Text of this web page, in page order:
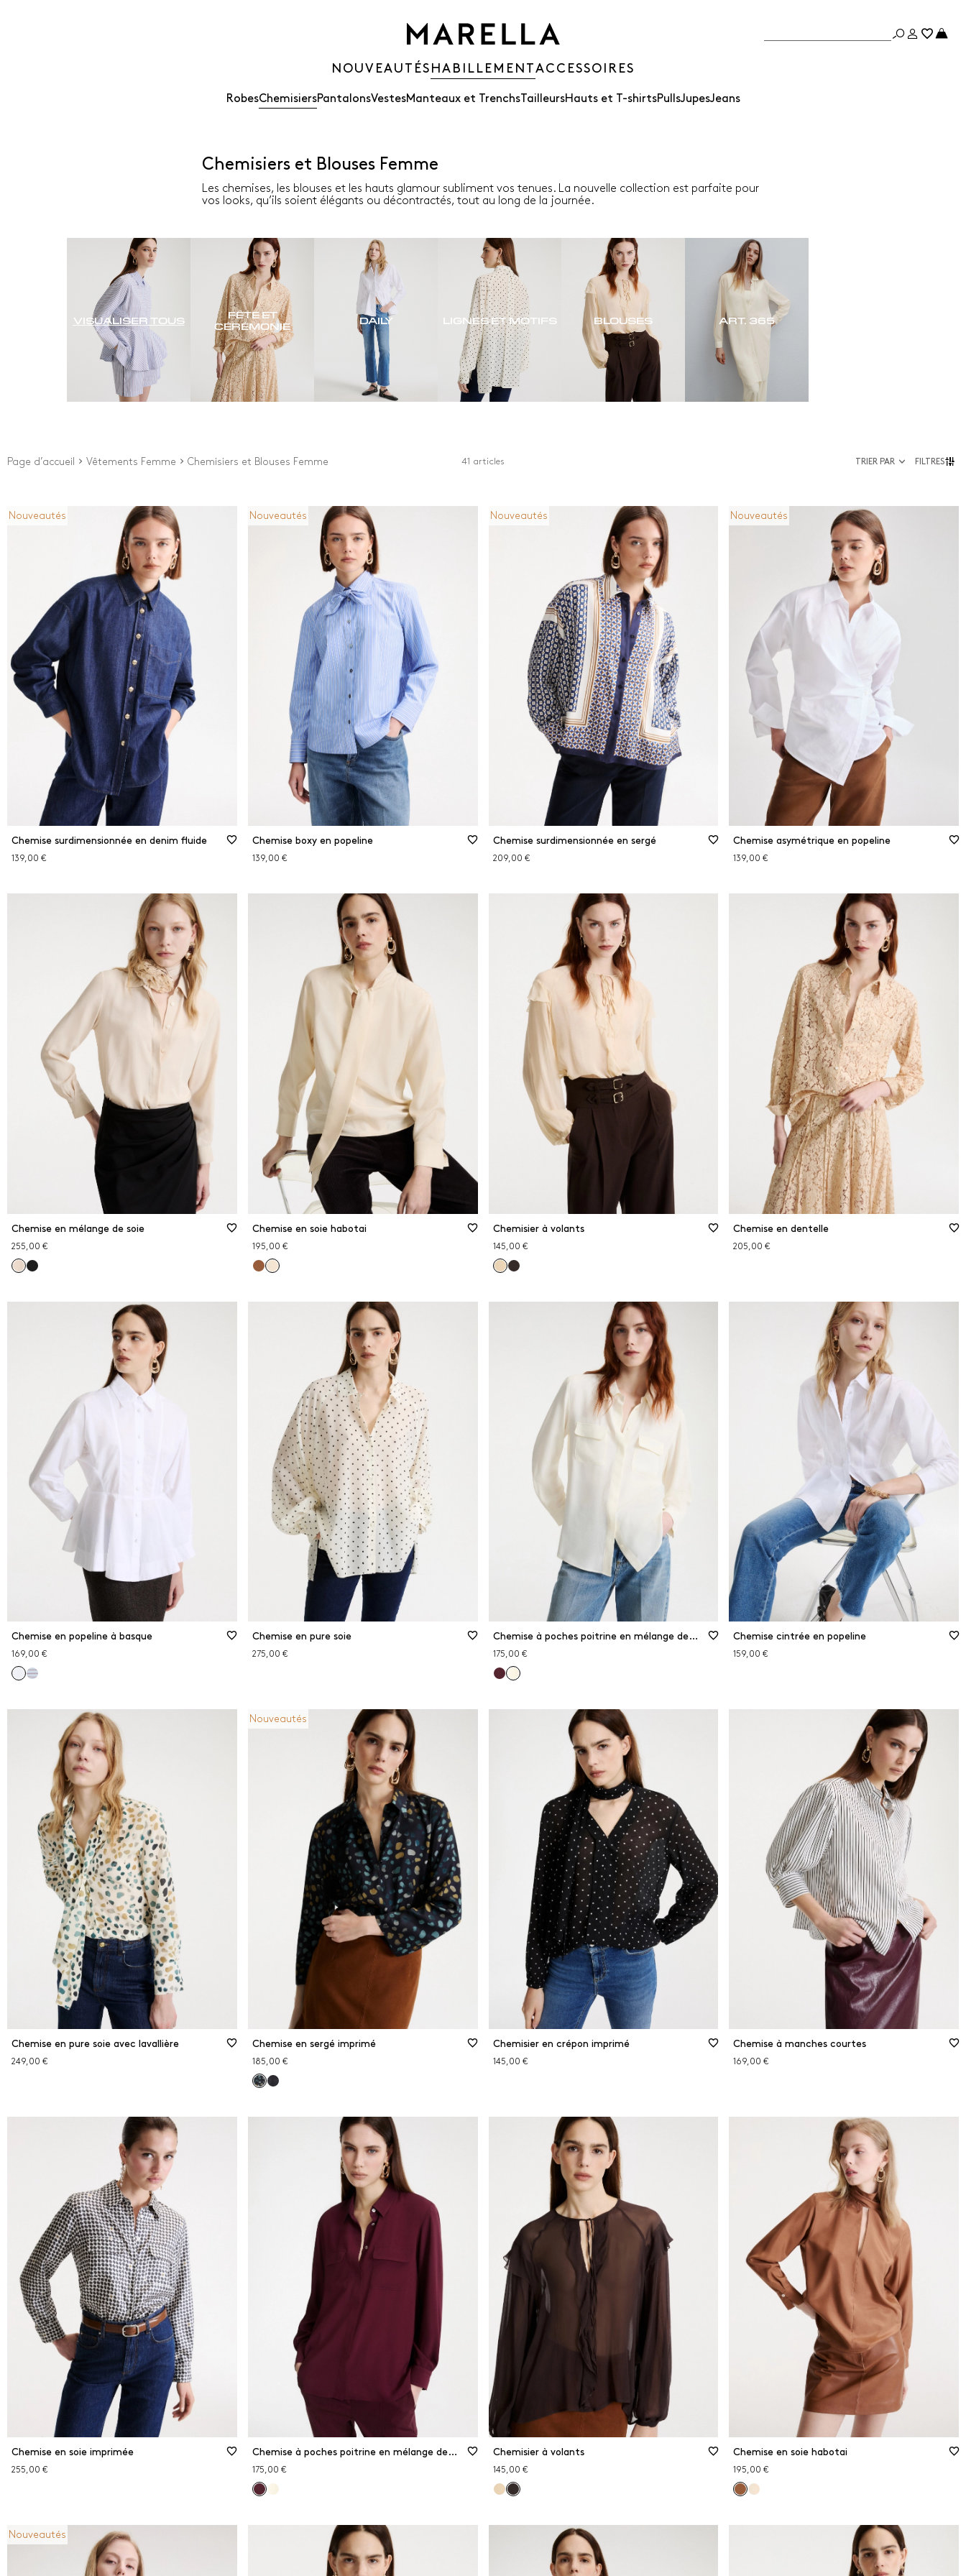
NOUVEAUTÉS HABILLEMENTACCESSOIRES
RobesChemisiersPantalonsVestesManteaux et TrenchsTailleursHauts et T-shirtsPullsJupesJeans
Chemisiers et Blouses Femme
Les chemises, les blouses et les hauts glamour subliment vos tenues. La nouvelle collection est parfaite pour
vos looks, qu’ils soient élégants ou décontractés, tout au long de la journée.
VISUALISER TOUS
FÊTE ET
CÉRÉMONIE
DAILY LIGNES ET MOTIFS BLOUSES ART. 365
Page d’accueil Vêtements Femme Chemisiers et Blouses Femme 41 articles TRIER PAR FILTRES
Prix Couleur Manches Taille
Depuis
New Arrivals
Blanc et beige
Imprimés et motifs
Jaune
Noir
Rose
Rouge
Manches courtes
Manches longues
Guide des tailles
ÉLIMINER LES FILTRES FILTRER
Nouveautés
Chemise surdimensionnée en denim fluide
139,00 €
Nouveautés
Chemise boxy en popeline
139,00 €
Nouveautés
Chemise surdimensionnée en sergé
209,00 €
Nouveautés
Chemise asymétrique en popeline
139,00 €
Chemise en mélange de soie
255,00 €
Chemise en soie habotai
195,00 €
Chemisier à volants
145,00 €
Chemise en dentelle
205,00 €
Chemise en popeline à basque
169,00 €
Chemise en pure soie
275,00 €
Chemise à poches poitrine en mélange de soie
175,00 €
Chemise cintrée en popeline
159,00 €
Chemise en pure soie avec lavallière
249,00 €
Nouveautés
Chemise en sergé imprimé
185,00 €
Chemisier en crépon imprimé
145,00 €
Chemise à manches courtes
169,00 €
Chemise en soie imprimée
255,00 €
Chemise à poches poitrine en mélange de soie
175,00 €
Chemisier à volants
145,00 €
Chemise en soie habotai
195,00 €
Nouveautés